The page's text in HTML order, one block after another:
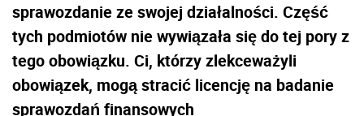
sprawozdanie ze swojej działalności. Część
tych podmiotów nie wywiązała się do tej pory z
tego obowiązku. Ci, którzy zlekceważyli
obowiązek, mogą stracić licencję na badanie
sprawozdań finansowych